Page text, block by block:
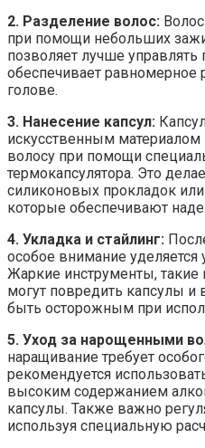
2. Разделение волос:
при помощи небольших
позволяет лучше
обеспечивает равномерное
голове.
3. Нанесение капсул:
искусственным
волосу при помощи
термокапсулятора. Это
силиконовых прокладок
которые обеспечивают
4. Укладка и стайлинг:
особое внимание уделяется
Жаркие инструменты,
могут повредить капсулы и
быть осторожным при
5. Уход за нарощенными
наращивание требует
рекомендуется
высоким содержанием
капсулы. Также важно
используя специальную